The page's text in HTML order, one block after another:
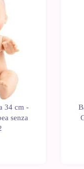
34 cm -
senza